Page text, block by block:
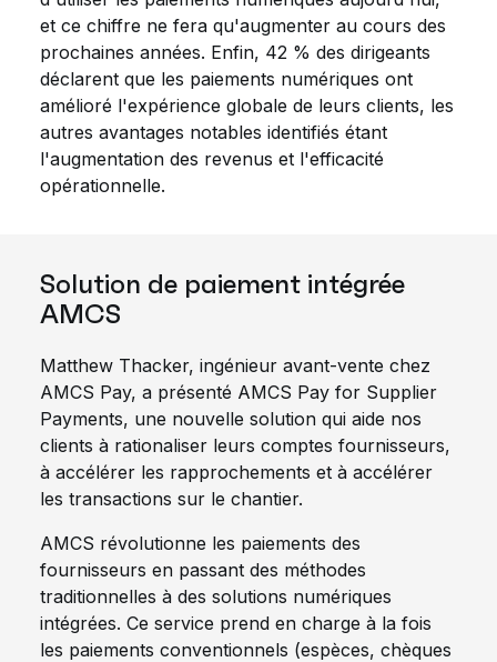
et ce chiffre ne fera qu'augmenter au cours des
prochaines années. Enfin, 42 % des dirigeants
déclarent que les paiements numériques ont
amélioré l'expérience globale de leurs clients, les
autres avantages notables identifiés étant
l'augmentation des revenus et l'efficacité
opérationnelle.
Solution de paiement intégrée
AMCS
Matthew Thacker, ingénieur avant-vente chez
AMCS Pay, a présenté AMCS Pay for Supplier
Payments, une nouvelle solution qui aide nos
clients à rationaliser leurs comptes fournisseurs,
à accélérer les rapprochements et à accélérer
les transactions sur le chantier.
AMCS révolutionne les paiements des
fournisseurs en passant des méthodes
traditionnelles à des solutions numériques
intégrées. Ce service prend en charge à la fois
les paiements conventionnels (espèces, chèques